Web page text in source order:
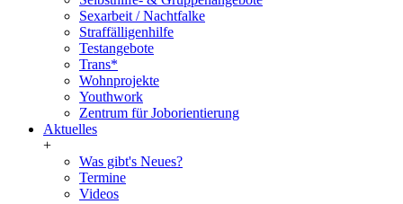
Sexarbeit / Nachtfalke
Straffälligenhilfe
Testangebote
Trans*
Wohnprojekte
Youthwork
Zentrum für Joborientierung
Aktuelles
+
Was gibt's Neues?
Termine
Videos